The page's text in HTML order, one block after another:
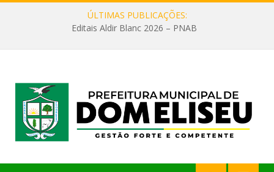
ÚLTIMAS PUBLICAÇÕES:
Editais Aldir Blanc 2026 – PNAB